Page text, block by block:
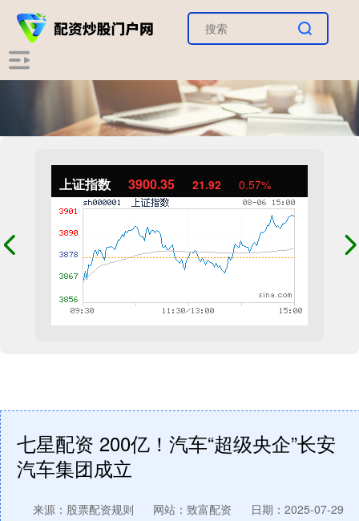
上证指数 3900.35 21.92 0.57%
七星配资 200亿！汽车“超级央企”长安
汽车集团成立
来源：股票配资规则 网站：致富配资
日期：2025-07-29